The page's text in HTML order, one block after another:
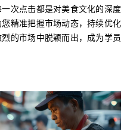
次点击都是对美食文化的深度
精准把握市场动态，持续优化
的市场中脱颖而出，成为学员